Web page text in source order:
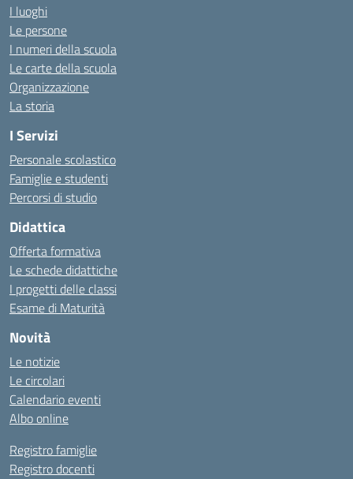
I luoghi
Le persone
I numeri della scuola
Le carte della scuola
Organizzazione
La storia
I Servizi
Personale scolastico
Famiglie e studenti
Percorsi di studio
Didattica
Offerta formativa
Le schede didattiche
I progetti delle classi
Esame di Maturità
Novità
Le notizie
Le circolari
Calendario eventi
Albo online
Registro famiglie
Registro docenti